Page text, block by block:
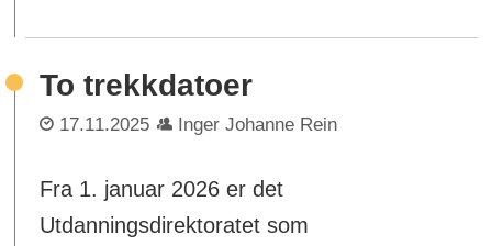
To trekkdatoer
17.11.2025 Inger Johanne Rein
Fra 1. januar 2026 er det
Utdanningsdirektoratet som